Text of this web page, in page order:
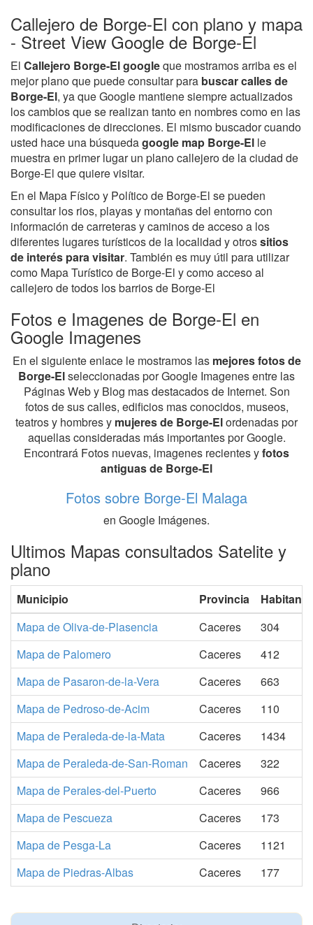
Callejero de Borge-El con plano y mapa
- Street View Google de Borge-El
El Callejero Borge-El googleque mostramos arriba es el
mejor plano que puede consultar para buscar calles de
Borge-El, ya que Google mantiene siempre actualizados
los cambios que se realizan tanto en nombres como en las
modificaciones de direcciones. El mismo buscador cuando
usted hace una búsquedagoogle map Borge-El le
muestra en primer lugar un plano callejero de la ciudad de
Borge-El que quiere visitar.
En el Mapa Físico y Político de Borge-El se pueden
consultar los rios, playas y montañas del entorno con
información de carreteras y caminos de acceso a los
diferentes lugares turísticos de la localidad y otrossitios
de interés para visitar. También es muy útil para utilizar
como Mapa Turístico de Borge-El y como acceso al
callejero de todos los barrios de Borge-El
Fotos e Imagenes de Borge-El en
Google Imagenes
En el siguiente enlace le mostramos las mejores fotos de
Borge-Elseleccionadas por Google Imagenes entre las
Páginas Web y Blog mas destacados de Internet. Son
fotos de sus calles, edificios mas conocidos, museos,
teatros y hombres y mujeres de Borge-Elordenadas por
aquellas consideradas más importantes por Google.
Encontrará Fotos nuevas, imagenes recientes yfotos
antiguas de Borge-El
Fotos sobre Borge-El Malaga
en Google Imágenes.
Ultimos Mapas consultados Satelite y
plano
Municipio Provincia
Mapa de Oliva-de-Plasencia
Caceres
304
Mapa de Palomero
Caceres
412
Mapa de Pasaron-de-la-Vera
Caceres
663
Mapa de Pedroso-de-Acim
Caceres
110
Mapa de Peraleda-de-la-Mata
Caceres
1434
Mapa de Peraleda-de-San-Roman
Caceres
322
Mapa de Perales-del-Puerto
Caceres
966
Mapa de Pescueza
Caceres
173
Mapa de Pesga-La
Caceres
1121
Mapa de Piedras-Albas
Caceres 177